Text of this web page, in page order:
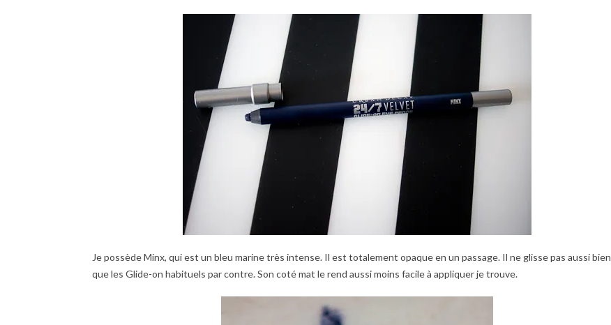
Je possède Minx, qui est un bleu marine très intense. Il est totalement opaque en un passage. Il ne glisse pas aussi bien
que les Glide-on habituels par contre. Son coté mat le rend aussi moins facile à appliquer je trouve.